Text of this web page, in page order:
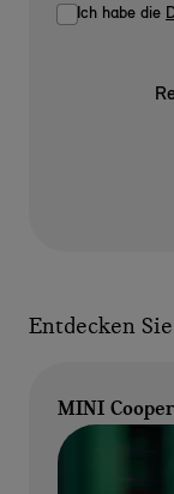
Ich habe die
Entdecken
MINI